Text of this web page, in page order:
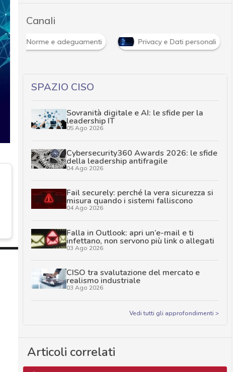
Canali
Norme e adeguamenti Privacy e Dati personali
SPAZIO CISO
Sovranità digitale e AI: le sfide per la
leadership IT
05 Ago 2026
Cybersecurity360 Awards 2026: le sfide
della leadership antifragile
04 Ago 2026
Fail securely: perché la vera sicurezza si
misura quando i sistemi falliscono
04 Ago 2026
Falla in Outlook: apri un’e-mail e ti
infettano, non servono più link o allegati
03 Ago 2026
CISO tra svalutazione del mercato e
realismo industriale
03 Ago 2026
Vedi tutti gli approfondimenti >
Articoli correlati